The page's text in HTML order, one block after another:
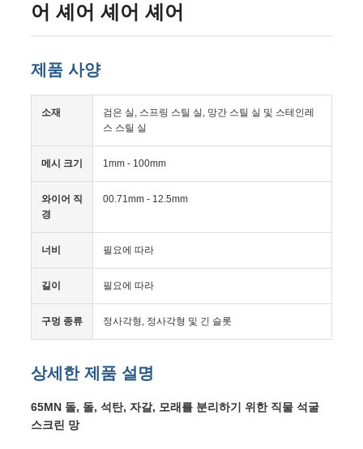
SITEMAP
PRIVACY
POLICY
어 셰어 셰어 셰어
제품 사양
소재
검은 실, 스프링 스틸 실, 망간 스틸 실 및 스테인레
스 스틸 실
메시 크기 1mm - 100mm
와이어 직
경
00.71mm - 12.5mm
너비 필요에 따라
길이 필요에 따라
구멍 종류 정사각형, 정사각형 및 긴 슬롯
상세한 제품 설명
65MN 돌, 돌, 석탄, 자갈, 모래를 분리하기 위한 직물 석굴
스크린 망